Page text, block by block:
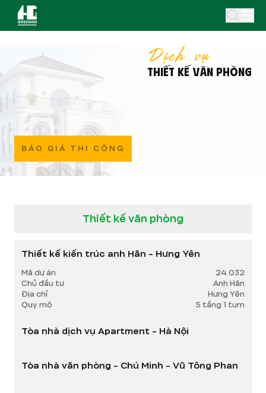
BÁO GIÁ THI CÔNG
Dịch vụ
THIẾT KẾ VĂN PHÒNG
Thiết kế văn phòng
Thiết kế kiến trúc anh Hãn - Hưng Yên
Mã dự án
24.032
Chủ đầu tư
Anh Hãn
Địa chỉ
Hưng Yên
Quy mô
5 tầng 1 tum
Tòa nhà dịch vụ Apartment - Hà Nội
Tòa nhà văn phòng - Chú Minh - Vũ Tông Phan